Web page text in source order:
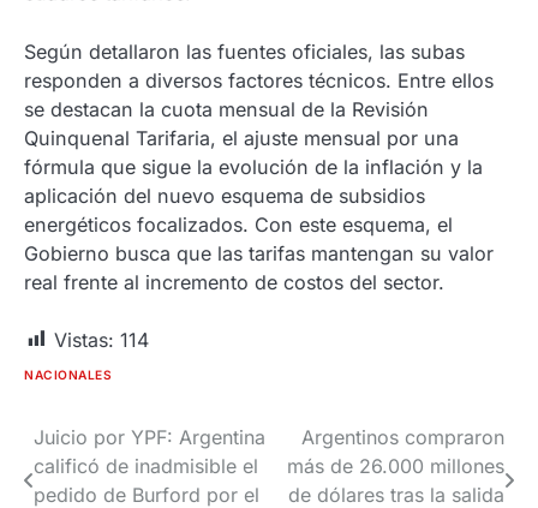
Según detallaron las fuentes oficiales, las subas
responden a diversos factores técnicos. Entre ellos
se destacan la cuota mensual de la Revisión
Quinquenal Tarifaria, el ajuste mensual por una
fórmula que sigue la evolución de la inflación y la
aplicación del nuevo esquema de subsidios
energéticos focalizados. Con este esquema, el
Gobierno busca que las tarifas mantengan su valor
real frente al incremento de costos del sector.
Vistas: 114
NACIONALES
Navegación
de
Juicio por YPF: Argentina
calificó de inadmisible el
pedido de Burford por el
Argentinos compraron
más de 26.000 millones
de dólares tras la salida